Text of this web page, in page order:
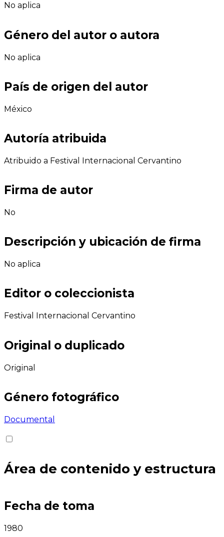
No aplica
Género del autor o autora
No aplica
País de origen del autor
México
Autoría atribuida
Atribuido a Festival Internacional Cervantino
Firma de autor
No
Descripción y ubicación de firma
No aplica
Editor o coleccionista
Festival Internacional Cervantino
Original o duplicado
Original
Género fotográfico
Documental
Área de contenido y estructura
Fecha de toma
1980